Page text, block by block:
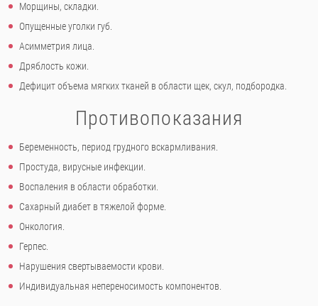
Морщины, складки.
Опущенные уголки губ.
Асимметрия лица.
Дряблость кожи.
Дефицит объема мягких тканей в области щек, скул, подбородка.
Противопоказания
Беременность, период грудного вскармливания.
Простуда, вирусные инфекции.
Воспаления в области обработки.
Сахарный диабет в тяжелой форме.
Онкология.
Герпес.
Нарушения свертываемости крови.
Индивидуальная непереносимость компонентов.